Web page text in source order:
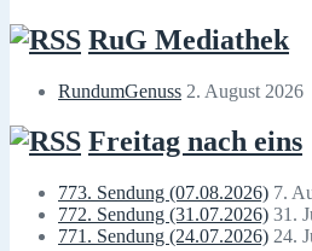
RuG Mediathek
RundumGenuss 2. August 2026
Freitag nach eins
773. Sendung (07.08.2026) 7.
772. Sendung (31.07.2026) 31.
771. Sendung (24.07.2026) 24.